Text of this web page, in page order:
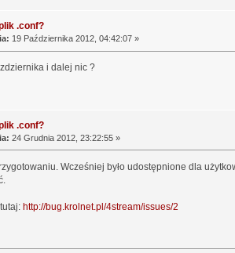
.conf?
19 Października 2012, 04:42:07 »
i dalej nic ?
.conf?
24 Grudnia 2012, 23:22:55 »
Wcześniej było udostępnione dla
http://bug.krolnet.pl/4stream/issues/2